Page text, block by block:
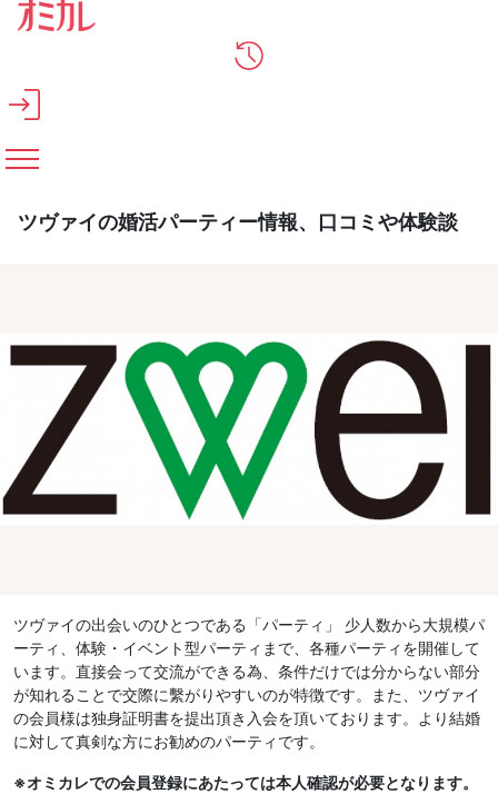
メインコンテンツへスキップ
ツヴァイの婚活パーティー情報、口コミや体験談
ツヴァイの出会いのひとつである「パーティ」 少人数から大規模パ
ーティ、体験・イベント型パーティまで、各種パーティを開催して
います。直接会って交流ができる為、条件だけでは分からない部分
が知れることで交際に繫がりやすいのが特徴です。また、ツヴァイ
の会員様は独身証明書を提出頂き入会を頂いております。より結婚
に対して真剣な方にお勧めのパーティです。
※オミカレでの会員登録にあたっては本人確認が必要となります。